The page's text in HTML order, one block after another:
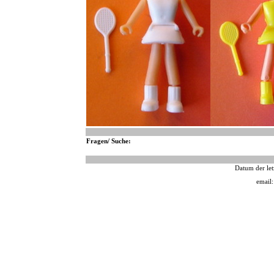
Fragen/ Suche:
Datum der